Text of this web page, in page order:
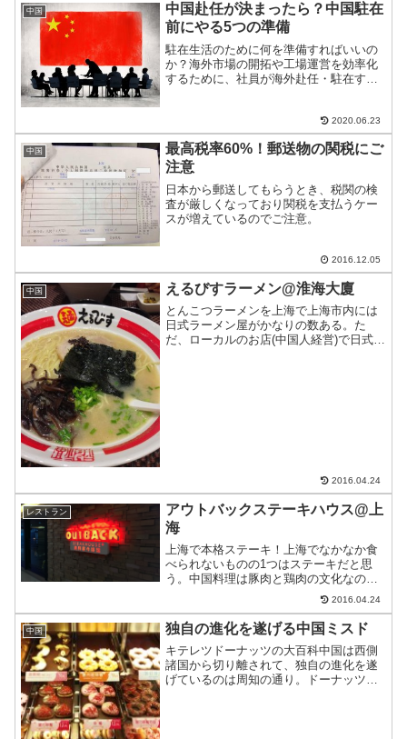
中国
中国赴任が決まったら？中国駐在
前にやる5つの準備
駐在生活のために何を準備すればいいの
か？海外市場の開拓や工場運営を効率化
するために、社員が海外赴任・駐在する
多いために不安を抱く人は多いようだ。
私の赴任体験から、駐在前...
2020.06.23
中国
最高税率60%！郵送物の関税にご
注意
日本から郵送してもらうとき、税関の検
査が厳しくなっており関税を支払うケー
スが増えているのでご注意。
2016.12.05
中国 えるびすラーメン@淮海大廈
とんこつラーメンを上海で上海市内には
日式ラーメン屋がかなりの数ある。た
だ、ローカルのお店(中国人経営)で日式と
2016.04.24
レストラン
アウトバックステーキハウス@上
海
上海で本格ステーキ！上海でなかなか食
べられないものの1つはステーキだと思
う。中国料理は豚肉と鶏肉の文化なの
で、あまり牛肉を食べない。そのせい
か、ステーキを食べる人は日本と比べる
とまだ少数。そんな中国でおいしいステ
ーキを食べられるところをご紹...
2016.04.24
中国 独自の進化を遂げる中国ミスド
キテレツドーナッツの大百科中国は西側
諸国から切り離されて、独自の進化を遂
げているのは周知の通り。ドーナッツも